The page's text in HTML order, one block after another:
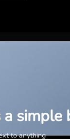
a simple
to anything